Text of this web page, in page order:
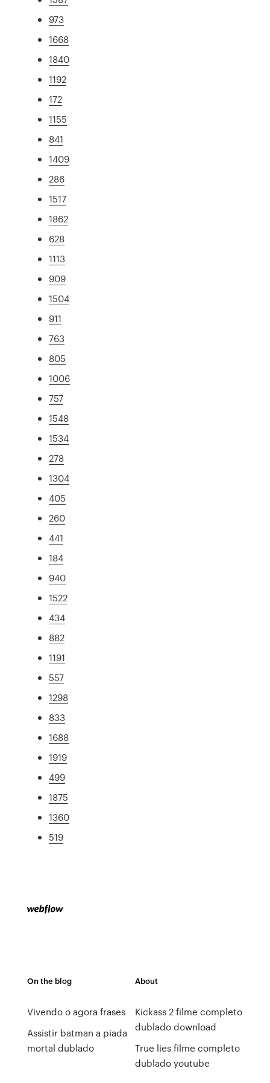
973
1668
1840
1192
172
1155
841
1409
286
1517
1862
628
1113
909
1504
911
763
805
1006
757
1548
1534
278
1304
405
260
441
184
940
1522
434
882
1191
557
1298
833
1688
1919
499
1875
1360
519
On the blog
Vivendo o agora frases
Assistir batman a piada
mortal dublado
About
Kickass 2 filme completo
dublado download
True lies filme completo
dublado youtube